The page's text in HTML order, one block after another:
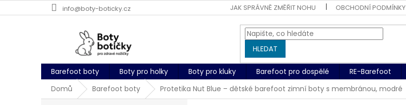
na
info@boty-boticky.cz JAK SPRÁVNĚ ZMĚŘIT NOHU OBCHODNÍ PODMÍNKY
HLEDAT
Barefoot boty Boty pro holky Boty pro kluky Barefoot pro dospělé RE-Barefoot
Domů
Barefoot boty Protetika Nut Blue – dětské barefoot zimní boty s membránou, modré